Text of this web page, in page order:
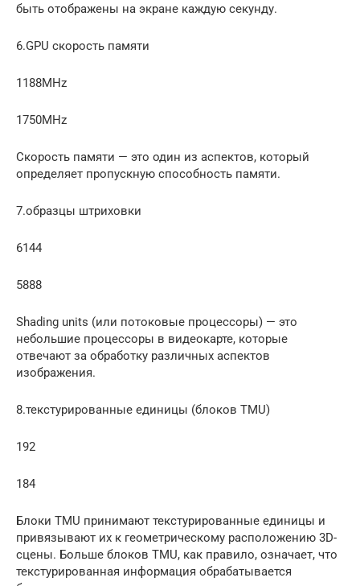
быть отображены на экране каждую секунду.
6.GPU скорость памяти
1188MHz
1750MHz
Скорость памяти — это один из аспектов, который
определяет пропускную способность памяти.
7.образцы штриховки
6144
5888
Shading units (или потоковые процессоры) — это
небольшие процессоры в видеокарте, которые
отвечают за обработку различных аспектов
изображения.
8.текстурированные единицы (блоков TMU)
192
184
Блоки TMU принимают текстурированные единицы и
привязывают их к геометрическому расположению 3D-
сцены. Больше блоков TMU, как правило, означает, что
текстурированная информация обрабатывается